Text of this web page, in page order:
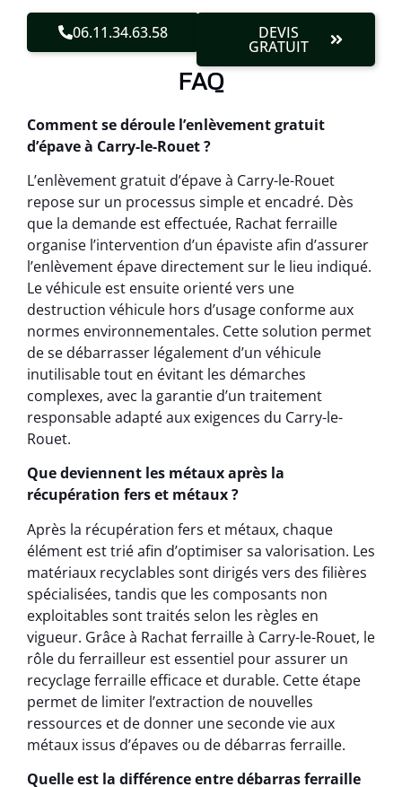
06.11.34.63.58 DEVIS
GRATUIT
FAQ
Comment se déroule l’enlèvement gratuit
d’épave à Carry-le-Rouet ?
L’enlèvement gratuit d’épave à Carry-le-Rouet
repose sur un processus simple et encadré. Dès
que la demande est effectuée, Rachat ferraille
organise l’intervention d’un épaviste afin d’assurer
l’enlèvement épave directement sur le lieu indiqué.
Le véhicule est ensuite orienté vers une
destruction véhicule hors d’usage conforme aux
normes environnementales. Cette solution permet
de se débarrasser légalement d’un véhicule
inutilisable tout en évitant les démarches
complexes, avec la garantie d’un traitement
responsable adapté aux exigences du Carry-le-
Rouet.
Que deviennent les métaux après la
récupération fers et métaux ?
Après la récupération fers et métaux, chaque
élément est trié afin d’optimiser sa valorisation. Les
matériaux recyclables sont dirigés vers des filières
spécialisées, tandis que les composants non
exploitables sont traités selon les règles en
vigueur. Grâce à Rachat ferraille à Carry-le-Rouet, le
rôle du ferrailleur est essentiel pour assurer un
recyclage ferraille efficace et durable. Cette étape
permet de limiter l’extraction de nouvelles
ressources et de donner une seconde vie aux
métaux issus d’épaves ou de débarras ferraille.
Quelle est la différence entre débarras ferraille